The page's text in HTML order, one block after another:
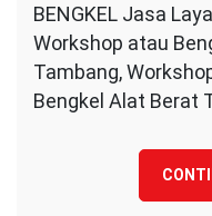
BENGKEL Jasa
Workshop atau
Tambang,
Bengkel Alat Berat